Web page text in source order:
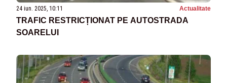
24 iun. 2025, 10:11 Actualitate
TRAFIC RESTRICȚIONAT PE AUTOSTRADA
SOARELUI